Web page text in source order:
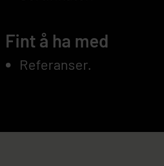
Fint å ha med
Referanser.